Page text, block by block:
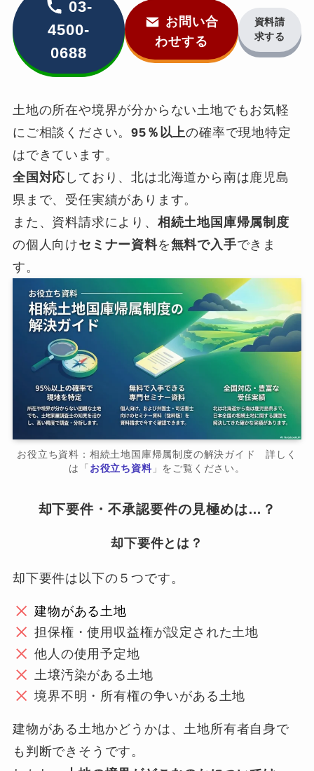
03-
4500-
0688
お問い合
わせする
資料請
求する
土地の所在や境界が分からない土地でもお気軽
にご相談ください。95％以上の確率で現地特定
はできています。
全国対応 しており、北は北海道から南は鹿児島
県まで、受任実績があります。
また、資料請求により、 相続土地国庫帰属制度
の個人向けセミナー資料を無料で入手できま
す。
お役立ち資料：相続土地国庫帰属制度の解決ガイド 詳しく
は「 お役立ち資料」をご覧ください。
却下要件・不承認要件の見極めは…？
却下要件とは？
却下要件は以下の５つです。
建物がある土地
担保権・使用収益権が設定された土地
他人の使用予定地
土壌汚染がある土地
境界不明・所有権の争いがある土地
建物がある土地かどうかは、土地所有者自身で
も判断できそうです。